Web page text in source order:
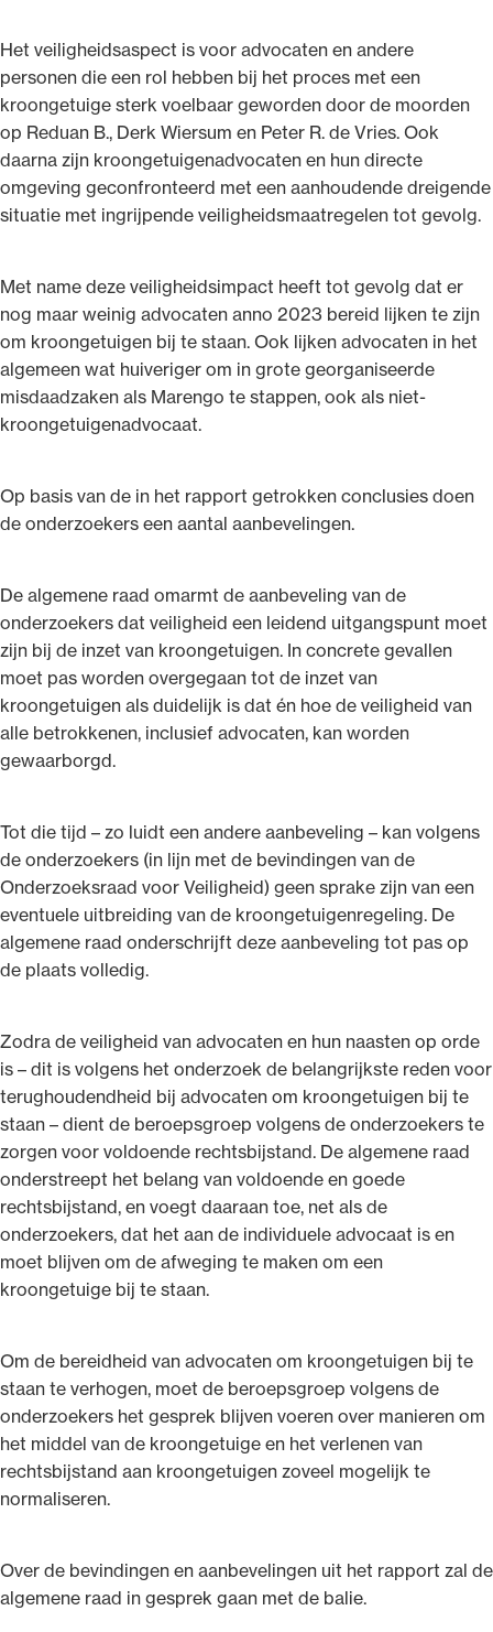
Het veiligheidsaspect is voor advocaten en andere
personen die een rol hebben bij het proces met een
kroongetuige sterk voelbaar geworden door de moorden
op Reduan B., Derk Wiersum en Peter R. de Vries. Ook
daarna zijn kroongetuigenadvocaten en hun directe
omgeving geconfronteerd met een aanhoudende dreigende
situatie met ingrijpende veiligheidsmaatregelen tot gevolg.
Met name deze veiligheidsimpact heeft tot gevolg dat er
nog maar weinig advocaten anno 2023 bereid lijken te zijn
om kroongetuigen bij te staan. Ook lijken advocaten in het
algemeen wat huiveriger om in grote georganiseerde
misdaadzaken als Marengo te stappen, ook als niet-
kroongetuigenadvocaat.
Op basis van de in het rapport getrokken conclusies doen
de onderzoekers een aantal aanbevelingen.
De algemene raad omarmt de aanbeveling van de
onderzoekers dat veiligheid een leidend uitgangspunt moet
zijn bij de inzet van kroongetuigen. In concrete gevallen
moet pas worden overgegaan tot de inzet van
kroongetuigen als duidelijk is dat én hoe de veiligheid van
alle betrokkenen, inclusief advocaten, kan worden
gewaarborgd.
Tot die tijd – zo luidt een andere aanbeveling – kan volgens
de onderzoekers (in lijn met de bevindingen van de
Onderzoeksraad voor Veiligheid) geen sprake zijn van een
eventuele uitbreiding van de kroongetuigenregeling. De
algemene raad onderschrijft deze aanbeveling tot pas op
de plaats volledig.
Zodra de veiligheid van advocaten en hun naasten op orde
is – dit is volgens het onderzoek de belangrijkste reden voor
terughoudendheid bij advocaten om kroongetuigen bij te
staan – dient de beroepsgroep volgens de onderzoekers te
zorgen voor voldoende rechtsbijstand. De algemene raad
onderstreept het belang van voldoende en goede
rechtsbijstand, en voegt daaraan toe, net als de
onderzoekers, dat het aan de individuele advocaat is en
moet blijven om de afweging te maken om een
kroongetuige bij te staan.
Om de bereidheid van advocaten om kroongetuigen bij te
staan te verhogen, moet de beroepsgroep volgens de
onderzoekers het gesprek blijven voeren over manieren om
het middel van de kroongetuige en het verlenen van
rechtsbijstand aan kroongetuigen zoveel mogelijk te
normaliseren.
Over de bevindingen en aanbevelingen uit het rapport zal de
algemene raad in gesprek gaan met de balie.